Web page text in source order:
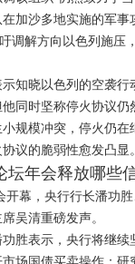
加沙多地实施的军事
调解方向以色列施压
知晓以色列的空袭行
同时坚称停火协议
规模冲突，停火仍在
议的脆弱性愈发凸显。
年会释放哪些
幕，央行行长潘功
吴清重磅发声。
胜表示，央行将继续